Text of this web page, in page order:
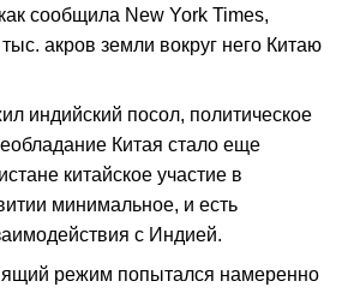
сообщила New York Times,
акров земли вокруг него Китаю
индийский посол, политическое
Китая стало еще
китайское участие в
минимальное, и есть
с Индией.
режим попытался намеренно